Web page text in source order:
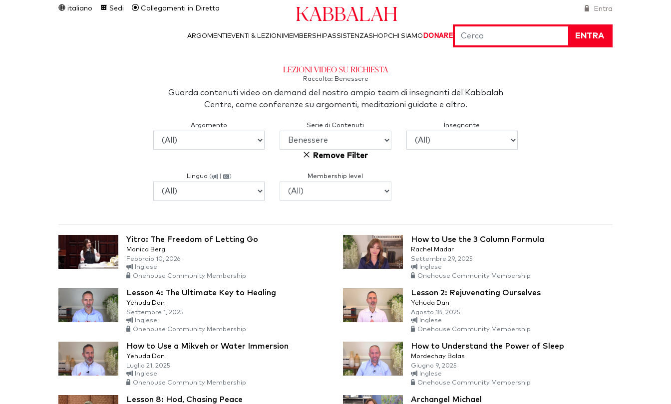
Entra
italiano Sedi Collegamenti in Diretta Kabbalah
ENTRA
ARGOMENTI EVENTI & LEZIONI MEMBERSHIPASSISTENZASHOPCHI SIAMO DONARE
Lezioni video su richiesta
Raccolta: Benessere
Guarda contenuti video on demand del nostro ampio team di insegnanti del Kabbalah
Centre, come conferenze su argomenti, meditazioni guidate e altro.
Argomento Serie di Contenuti
Remove Filter
Insegnante
Lingua ( | ) Membership level
Yitro: The Freedom of Letting Go
Monica Berg
Febbraio 10, 2026
Inglese
Onehouse Community Membership
How to Use the 3 Column Formula
Rachel Madar
Settembre 29, 2025
Inglese
Onehouse Community Membership
Lesson 4: The Ultimate Key to Healing
Yehuda Dan
Settembre 1, 2025
Inglese
Onehouse Community Membership
Lesson 2: Rejuvenating Ourselves
Yehuda Dan
Agosto 18, 2025
Inglese
Onehouse Community Membership
How to Use a Mikveh or Water Immersion
Yehuda Dan
Luglio 21, 2025
Inglese
Onehouse Community Membership
How to Understand the Power of Sleep
Mordechay Balas
Giugno 9, 2025
Inglese
Onehouse Community Membership
Lesson 8: Hod, Chasing Peace Archangel Michael